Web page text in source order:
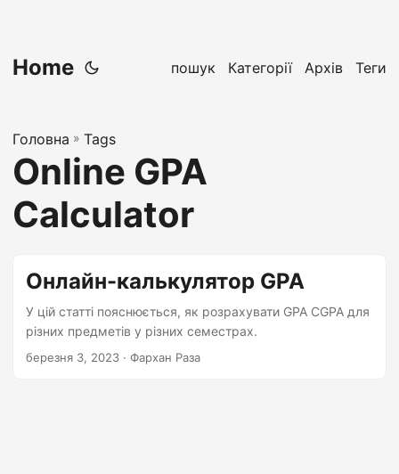
Home пошук Категорії Архів Теги
Головна » Tags
Online GPA
Calculator
Онлайн-калькулятор GPA
У цій статті пояснюється, як розрахувати GPA CGPA для
різних предметів у різних семестрах.
березня 3, 2023 · Фархан Раза